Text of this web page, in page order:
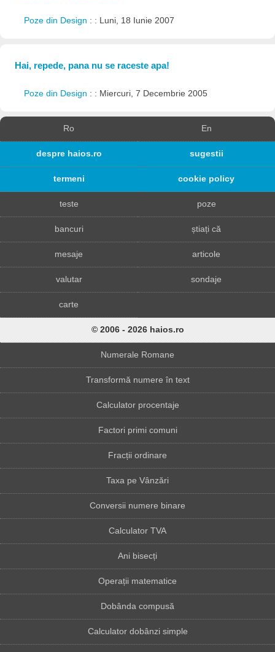
Poze din Design : : Luni, 18 Iunie 2007
Hai, repede, pana nu se raceste apa!
Poze din Design : : Miercuri, 7 Decembrie 2005
Ro En
despre haios.ro sugestii
termeni cookie policy
teste poze
bancuri știați că
mesaje articole
valutar sondaje
carte
© 2006 - 2026 haios.ro
Numerale Romane
Transformă numere în text
Calculator procentaje
Factori primi comuni
Fracții ordinare
Taxa pe Vânzări
Conversii numere binare
Calculator TVA
Ani bisecți
Operații matematice
Dobânda compusă
Calculator dobânzi simple